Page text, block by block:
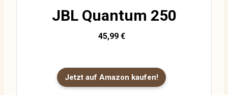
JBL Quantum 250
45,99 €
Jetzt auf Amazon kaufen!